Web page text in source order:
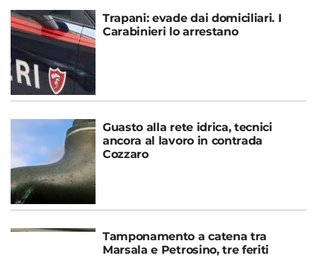
Trapani: evade dai domiciliari. I
Carabinieri lo arrestano
Guasto alla rete idrica, tecnici
ancora al lavoro in contrada
Cozzaro
Tamponamento a catena tra
Marsala e Petrosino, tre feriti